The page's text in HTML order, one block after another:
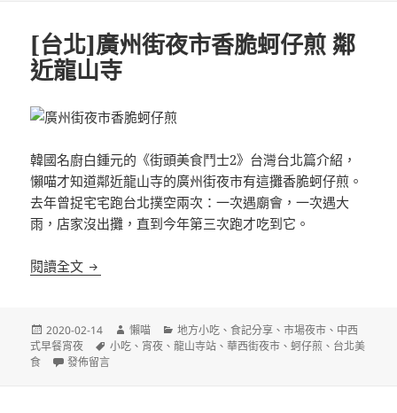
[台北]廣州街夜市香脆蚵仔煎 鄰
近龍山寺
韓國名廚白鍾元的《街頭美食鬥士2》台灣台北篇介紹，
懶喵才知道鄰近龍山寺的廣州街夜市有這攤香脆蚵仔煎。
去年曾捉宅宅跑台北撲空兩次：一次遇廟會，一次遇大
雨，店家沒出攤，直到今年第三次跑才吃到它。
閱讀全文 [台北]廣州街夜市香脆蚵仔煎 鄰近龍山寺
發
佈
日
2020-02-14
作
者
懶喵
分
類
地方小吃 、食記分享 、市場夜市 、 中西
式早餐宵夜
標
籤
小吃 、 宵夜 、龍山寺站 、華西街夜市 、蚵仔煎 、 台北美
食
在〈[台北]廣州街夜市香脆蚵仔煎 鄰近龍山寺〉
發佈留言